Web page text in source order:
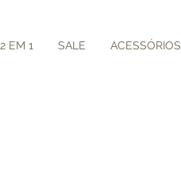
2 EM 1 SALE ACESSÓRIOS